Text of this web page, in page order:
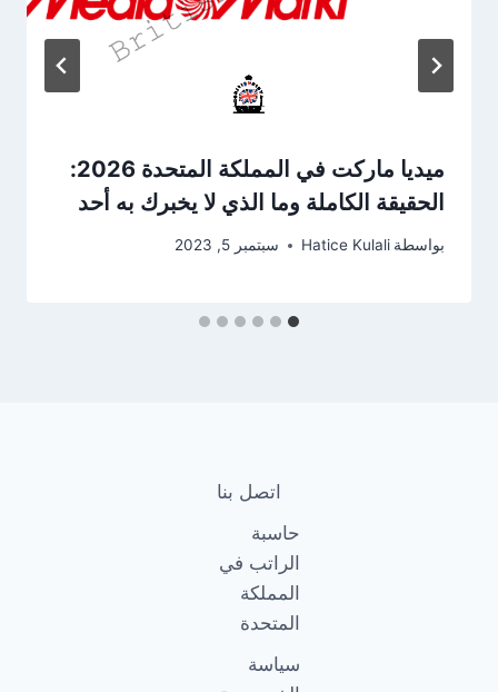
ميديا ماركت في المملكة المتحدة 2026:
الحقيقة الكاملة وما الذي لا يخبرك به أحد
بواسطة Hatice Kulali سبتمبر 5, 2023
اتصل بنا
حاسبة
الراتب في
المملكة
المتحدة
سياسة